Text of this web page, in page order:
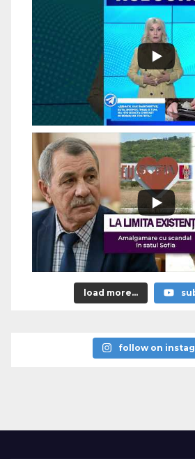
load more...
follow on